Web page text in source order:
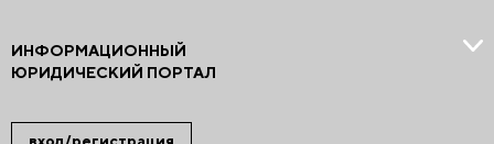
ИНФОРМАЦИОННЫЙ
ЮРИДИЧЕСКИЙ ПОРТАЛ